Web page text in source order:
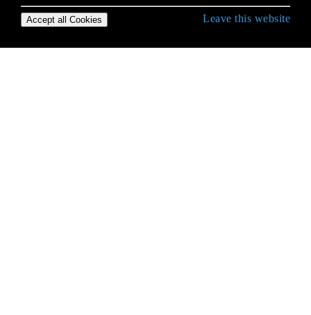
Accept all Cookies Leave this website